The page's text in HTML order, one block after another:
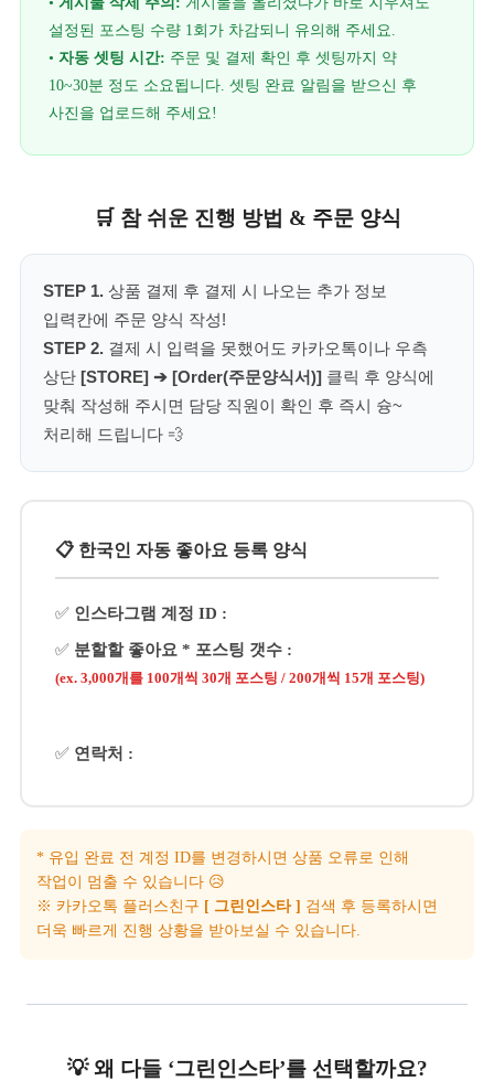
설정된 포스팅 수량 1회가 차감되니 유의해 주세요.
• 자동 셋팅 시간: 주문 및 결제 확인 후 셋팅까지 약
10~30분 정도 소요됩니다. 셋팅 완료 알림을 받으신 후
사진을 업로드해 주세요!
🛒 참 쉬운 진행 방법 & 주문 양식
STEP 1. 상품 결제 후 결제 시 나오는 추가 정보
입력칸에 주문 양식 작성!
STEP 2. 결제 시 입력을 못했어도 카카오톡이나 우측
상단 [STORE] ➔ [Order(주문양식서)] 클릭 후 양식에
맞춰 작성해 주시면 담당 직원이 확인 후 즉시 슝~
처리해 드립니다 💨
📋 한국인 자동 좋아요 등록 양식
✅ 인스타그램 계정 ID :
✅ 분할할 좋아요 * 포스팅 갯수 :
(ex. 3,000개를 100개씩 30개 포스팅 / 200개씩 15개 포스팅)
✅ 연락처 :
* 유입 완료 전 계정 ID를 변경하시면 상품 오류로 인해
작업이 멈출 수 있습니다 😥
※ 카카오톡 플러스친구 [ 그린인스타 ] 검색 후 등록하시면
더욱 빠르게 진행 상황을 받아보실 수 있습니다.
💡 왜 다들 ‘그린인스타’를 선택할까요?